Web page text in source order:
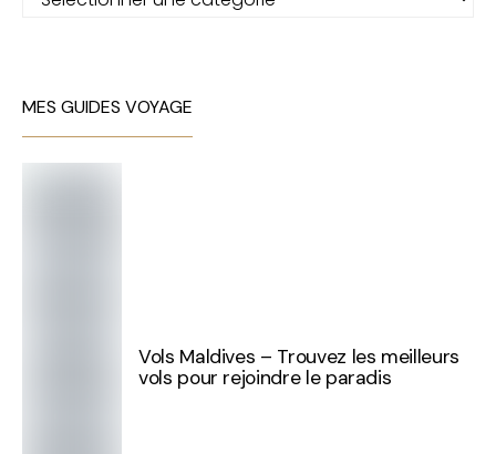
MES GUIDES VOYAGE
Vols Maldives – Trouvez les meilleurs
vols pour rejoindre le paradis